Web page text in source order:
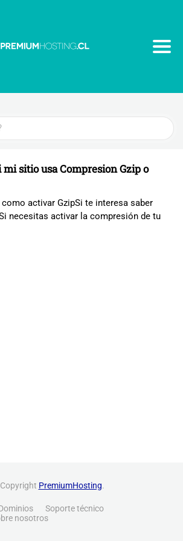
sitio usa Compresion Gzip o
activar GzipSi te interesa saber
necesitas activar la compresión de tu
PremiumHosting.
Soporte técnico
nosotros